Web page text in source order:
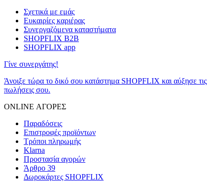
Σχετικά με εμάς
Ευκαιρίες καριέρας
Συνεργαζόμενα καταστήματα
SHOPFLIX B2B
SHOPFLIX app
Γίνε συνεργάτης!
Άνοιξε τώρα το δικό σου κατάστημα SHOPFLIX και αύξησε τις
πωλήσεις σου.
ONLINE ΑΓΟΡΕΣ
Παραδόσεις
Επιστροφές προϊόντων
Τρόποι πληρωμής
Klarna
Προστασία αγορών
Άρθρο 39
Δωροκάρτες SHOPFLIX